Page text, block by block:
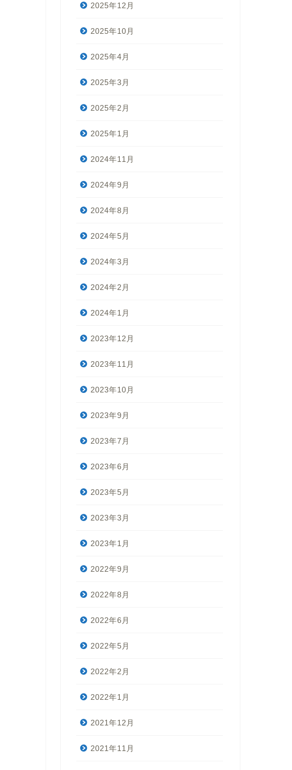
2025年12月
2025年10月
2025年4月
2025年3月
2025年2月
2025年1月
2024年11月
2024年9月
2024年8月
2024年5月
2024年3月
2024年2月
2024年1月
2023年12月
2023年11月
2023年10月
2023年9月
2023年7月
2023年6月
2023年5月
2023年3月
2023年1月
2022年9月
2022年8月
2022年6月
2022年5月
2022年2月
2022年1月
2021年12月
2021年11月